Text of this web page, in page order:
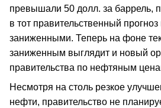
превышали 50 долл. за баррель,
в тот правительственный
заниженными. Теперь на фоне
заниженным выглядит и новый
правительства по нефтяным
Несмотря на столь резкое
нефти, правительство не